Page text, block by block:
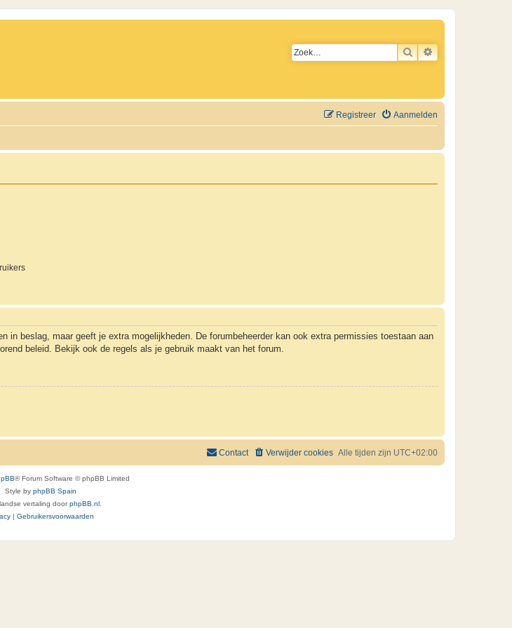
ZOEKUITGEBREID
Aanmelden
Registreer
beslag, maar geeft je extra mogelijkheden. De forumbeheerder kan ook extra permissies toestaan aan
beleid. Bekijk ook de regels als je gebruik maakt van het forum.
Alle tijden zijn UTC+02:00
Verwijder cookies
Contact
® Forum Software © phpBB Limited
Style by phpBB Spain
vertaling doorphpBB.nl .
Gebruikersvoorwaarden